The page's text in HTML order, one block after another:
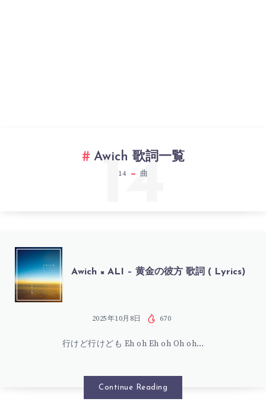
Awich 歌詞一覧
14 曲
14
AWICH
×
Awich × ALI – 黄金の彼方 歌詞 ( Lyrics)
2025年10月8日 670
行けど行けども Eh oh Eh oh Oh oh…
Continue Reading